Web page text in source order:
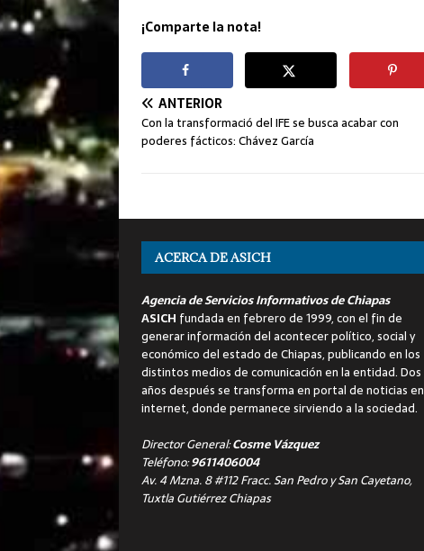
¡Comparte la nota!
ANTERIOR
Con la transformació del IFE se busca acabar con
poderes fácticos: Chávez García
ACERCA DE ASICH
Agencia de Servicios Informativos de Chiapas
ASICH fundada en febrero de 1999, con el fin de
generar información del acontecer político, social y
económico del estado de Chiapas, publicando en los
distintos medios de comunicación en la entidad. Dos
años después se transforma en portal de noticias en
internet, donde permanece sirviendo a la sociedad.
Director General:Cosme Vázquez
Teléfono:9611406004
Av. 4 Mzna. 8 #112 Fracc. San Pedro y San Cayetano,
Tuxtla Gutiérrez Chiapas